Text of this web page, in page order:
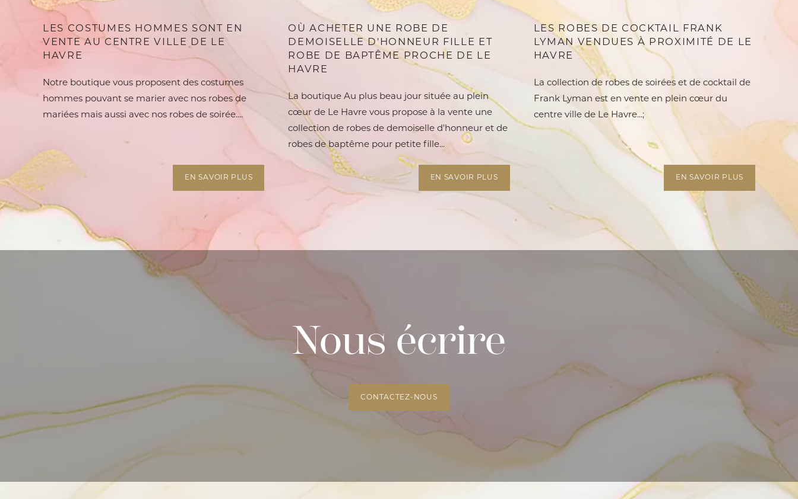
LES COSTUMES HOMMES SONT EN
VENTE AU CENTRE VILLE DE LE
HAVRE
Notre boutique vous proposent des costumes
hommes pouvant se marier avec nos robes de
mariées mais aussi avec nos robes de soirée....
EN SAVOIR PLUS
OÙ ACHETER UNE ROBE DE
DEMOISELLE D'HONNEUR FILLE ET
ROBE DE BAPTÊME PROCHE DE LE
HAVRE
La boutique Au plus beau jour située au plein
cœur de Le Havre vous propose à la vente une
collection de robes de demoiselle d'honneur et de
robes de baptême pour petite fille...
EN SAVOIR PLUS
LES ROBES DE COCKTAIL FRANK
LYMAN VENDUES À PROXIMITÉ DE LE
HAVRE
La collection de robes de soirées et de cocktail de
Frank Lyman est en vente en plein cœur du
centre ville de Le Havre...;
EN SAVOIR PLUS
Nous écrire
CONTACTEZ-NOUS